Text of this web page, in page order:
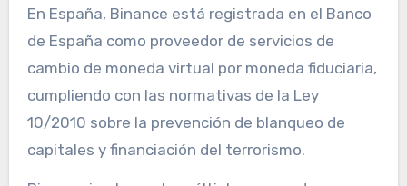
En España, Binance está registrada en el Banco
de España como proveedor de servicios de
cambio de moneda virtual por moneda fiduciaria,
cumpliendo con las normativas de la Ley
10/2010 sobre la prevención de blanqueo de
capitales y financiación del terrorismo.